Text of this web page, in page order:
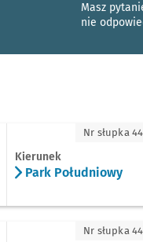
Masz
nie
Kierunek
Park Południowy
Nr słupka
OłbinNr słupka